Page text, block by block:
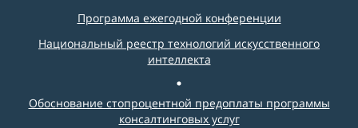
Программа ежегодной конференции
Национальный реестр технологий искусственного
интеллекта
Обоснование стопроцентной предоплаты программы
консалтинговых услуг